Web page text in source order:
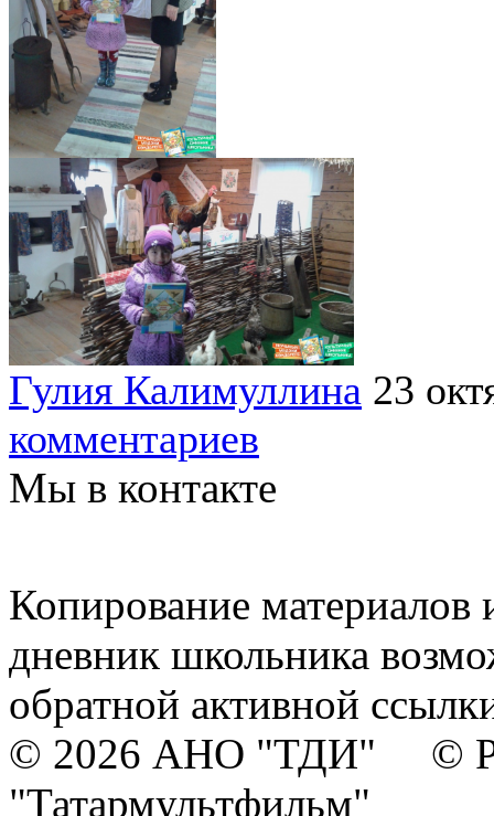
Гулия Калимуллина 23
комментариев
Мы в контакте
Копирование материалов
дневник школьника
обратной активной
© 2026 АНО "ТДИ" ©
"Татармультфильм"